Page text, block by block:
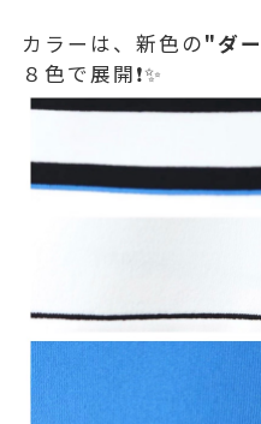
カラーは、新色の"ダ
８色で展開❗️✨